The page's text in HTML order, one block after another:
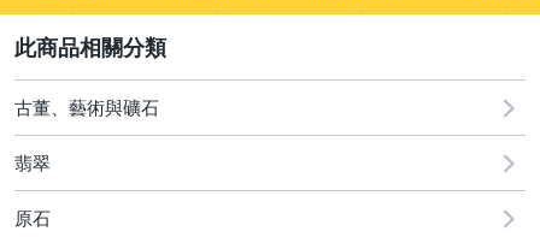
其它
[全店] 周年慶
[全店] 粉絲專享
古董、藝術與礦石
翡翠
原石